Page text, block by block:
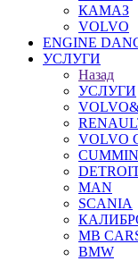
КАМАЗ
VOLVO
ENGINE
УСЛУГИ
Назад
УСЛУГИ
VOLVO
MAN
SCANIA
MB
BMW